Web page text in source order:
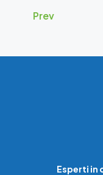
Prev
Esperti in